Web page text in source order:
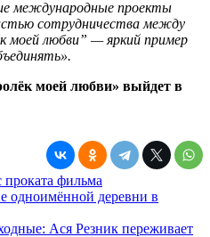
международные проекты
сотрудничества между
моей любви” — яркий пример
моей любви» выйдет в
фильма
одноимённой деревни в
Ася Резник переживает